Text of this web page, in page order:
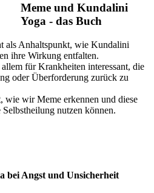
Meme und Kundalini
Yoga - das Buch
als Anhaltspunkt, wie Kundalini
ihre Wirkung entfalten.
für Krankheiten interessant, die
oder Überforderung zurück zu
wie wir Meme erkennen und diese
nutzen können.
bei Angst und Unsicherheit